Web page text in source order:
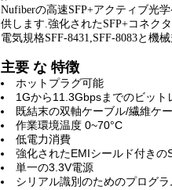
Nufiberの高速SFP+アクティブ光
供します.強化されたSFP+コネク
電気規格SFF-8431,SFF-8083と機
主要 な 特徴
ホットプラグ可能
1Gから11.3Gbpsまでのビット
既結末の双軸ケーブル/繊維ケ
作業環境温度 0~70°C
低電力消費
強化されたEMIシールド付きの
単一の3.3V電源
シリアル識別のためのプログ